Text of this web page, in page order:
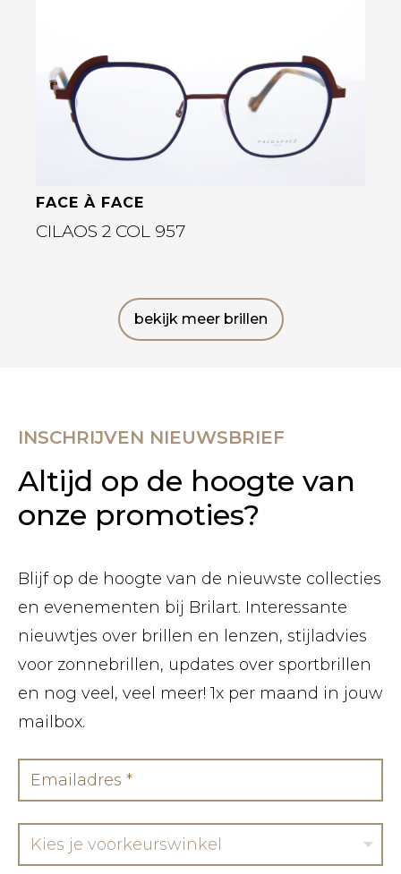
FACE À FACE
CILAOS 2 COL 957
bekijk meer brillen
INSCHRIJVEN NIEUWSBRIEF
Altijd op de hoogte van
onze promoties?
Blijf op de hoogte van de nieuwste collecties
en evenementen bij Brilart. Interessante
nieuwtjes over brillen en lenzen, stijladvies
voor zonnebrillen, updates over sportbrillen
en nog veel, veel meer! 1x per maand in jouw
mailbox.
Kies je voorkeurswinkel